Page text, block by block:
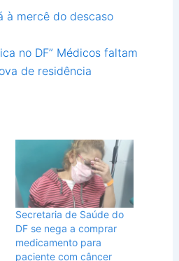
à mercê do descaso
no DF” Médicos faltam
de residência
Secretaria de Saúde do
DF se nega a comprar
medicamento para
paciente com câncer